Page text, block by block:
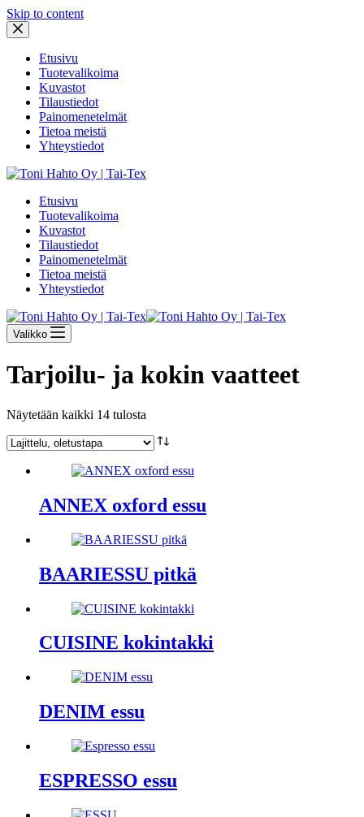
Skip to content
Etusivu
Tuotevalikoima
Kuvastot
Tilaustiedot
Painomenetelmät
Tietoa meistä
Yhteystiedot
Etusivu
Tuotevalikoima
Kuvastot
Tilaustiedot
Painomenetelmät
Tietoa meistä
Yhteystiedot
Valikko
Tarjoilu- ja kokin vaatteet
Näytetään kaikki 14 tulosta
ANNEX oxford essu
BAARIESSU pitkä
CUISINE kokintakki
DENIM essu
ESPRESSO essu